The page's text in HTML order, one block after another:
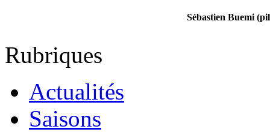
Sébastien Buemi
Rubriques
Actualités
Saisons